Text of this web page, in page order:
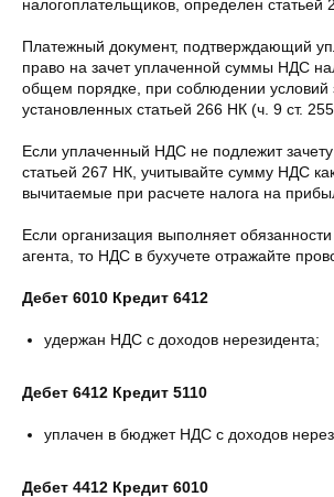
налогоплательщиков, определен статьей
Платежный документ, подтверждающий
право на зачет уплаченной суммы НДС
общем порядке, при соблюдении условий
установленных статьей 266 НК (ч. 9 ст.
Если уплаченный НДС не подлежит зачету
статьей 267 НК, учитывайте сумму НДС
вычитаемые при расчете налога на
Если организация выполняет обязанности
агента, то НДС в бухучете отражайте
Дебет 6010 Кредит 6412
удержан НДС с доходов нерезидента;
Дебет 6412 Кредит 5110
уплачен в бюджет НДС с доходов
Дебет 4412 Кредит 6010